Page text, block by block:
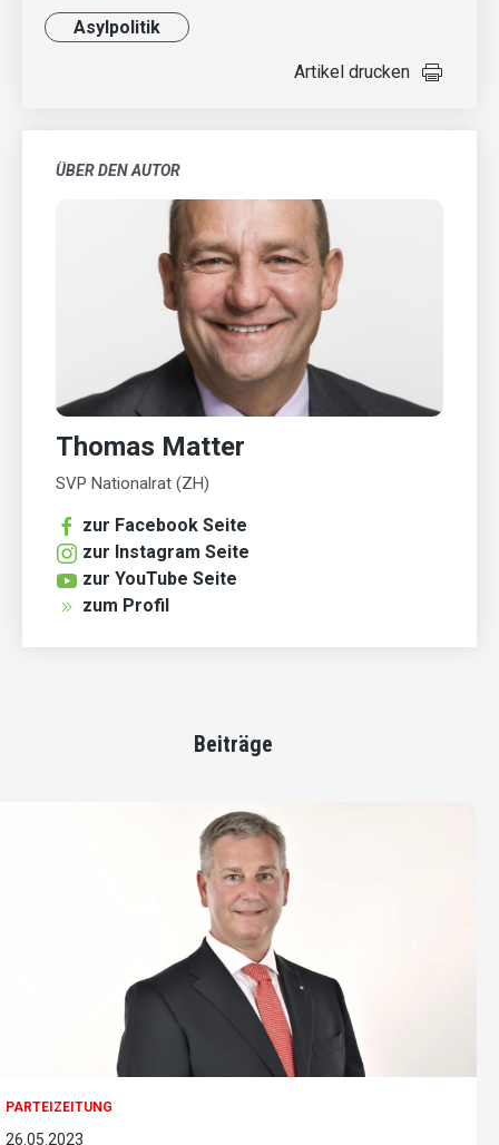
Asylpolitik
Artikel drucken
ÜBER DEN AUTOR
Thomas Matter
SVP Nationalrat (ZH)
zur Facebook Seite
zur Instagram Seite
zur YouTube Seite
zum Profil
Beiträge
PARTEIZEITUNG
26.05.2023